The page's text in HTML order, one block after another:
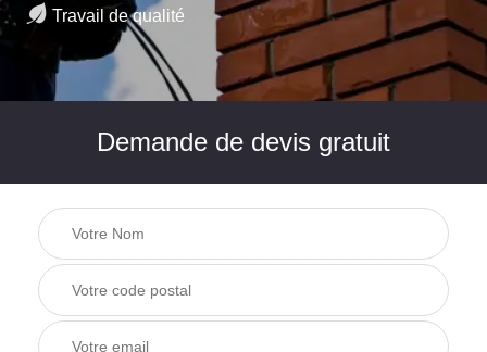
Travail de qualité
Demande de devis gratuit